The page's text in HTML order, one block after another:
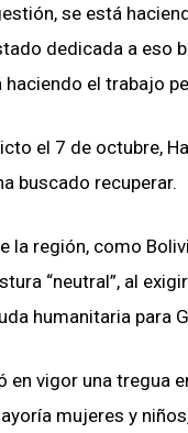
se está
dedicada a eso
el trabajo
el 7 de octubre,
buscado recuperar.
la región, como
“neutral”, al
humanitaria para
en vigor una tregua
mujeres y